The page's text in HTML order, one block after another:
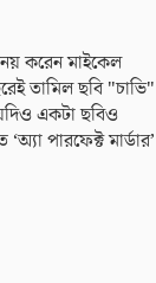
করেন মাইকেল
তামিল ছবি "চাভি"
একটা ছবিও
পারফেক্ট মার্ডার’